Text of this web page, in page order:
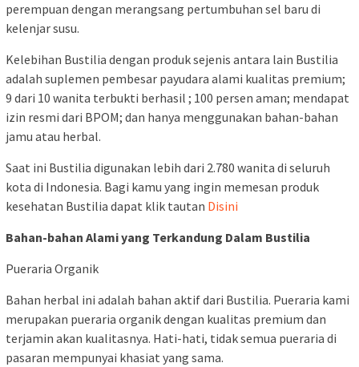
perempuan dengan merangsang pertumbuhan sel baru di
kelenjar susu.
Kelebihan Bustilia dengan produk sejenis antara lain Bustilia
adalah suplemen pembesar payudara alami kualitas premium;
9 dari 10 wanita terbukti berhasil ; 100 persen aman; mendapat
izin resmi dari BPOM; dan hanya menggunakan bahan-bahan
jamu atau herbal.
Saat ini Bustilia digunakan lebih dari 2.780 wanita di seluruh
kota di Indonesia. Bagi kamu yang ingin memesan produk
kesehatan Bustilia dapat klik tautan Disini
Bahan-bahan Alami yang Terkandung Dalam Bustilia
Pueraria Organik
Bahan herbal ini adalah bahan aktif dari Bustilia. Pueraria kami
merupakan pueraria organik dengan kualitas premium dan
terjamin akan kualitasnya. Hati-hati, tidak semua pueraria di
pasaran mempunyai khasiat yang sama.